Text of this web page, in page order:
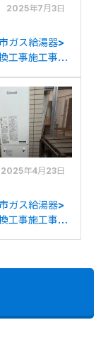
2025年7月3日
ガス給湯器>
工事施工事
からノ
への交換
2025年4月23日
ガス給湯器>
工事施工事